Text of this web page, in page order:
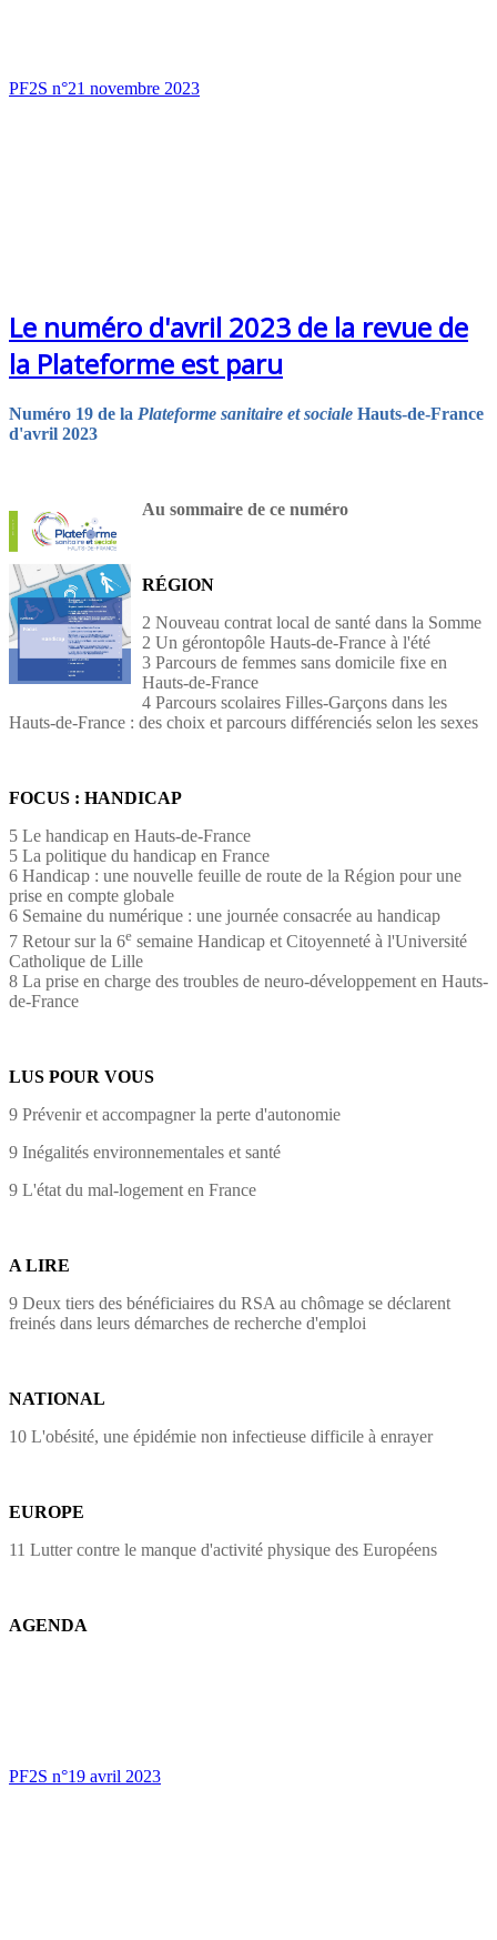
PF2S n°21 novembre 2023
Le numéro d'avril 2023 de la revue de
la Plateforme est paru
Numéro 19 de la Plateforme sanitaire et sociale Hauts-de-France
d'avril 2023
Au sommaire de ce numéro
RÉGION
2 Nouveau contrat local de santé dans la Somme
2 Un gérontopôle Hauts-de-France à l'été
3 Parcours de femmes sans domicile fixe en
Hauts-de-France
4 Parcours scolaires Filles-Garçons dans les
Hauts-de-France : des choix et parcours différenciés selon les sexes
FOCUS : HANDICAP
5 Le handicap en Hauts-de-France
5 La politique du handicap en France
6 Handicap : une nouvelle feuille de route de la Région pour une
prise en compte globale
6 Semaine du numérique : une journée consacrée au handicap
7 Retour sur la 6e semaine Handicap et Citoyenneté à l'Université
Catholique de Lille
8 La prise en charge des troubles de neuro-développement en Hauts-
de-France
LUS POUR VOUS
9 Prévenir et accompagner la perte d'autonomie
9 Inégalités environnementales et santé
9 L'état du mal-logement en France
A LIRE
9 Deux tiers des bénéficiaires du RSA au chômage se déclarent
freinés dans leurs démarches de recherche d'emploi
NATIONAL
10 L'obésité, une épidémie non infectieuse difficile à enrayer
EUROPE
11 Lutter contre le manque d'activité physique des Européens
AGENDA
PF2S n°19 avril 2023